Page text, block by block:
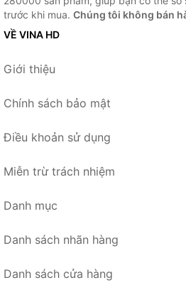
trước khi mua. Chúng tôi không bán
VỀ VINA HD
Giới thiệu
Chính sách bảo mật
Điều khoản sử dụng
Miễn trừ trách nhiệm
Danh mục
Danh sách nhãn hàng
Danh sách cửa hàng